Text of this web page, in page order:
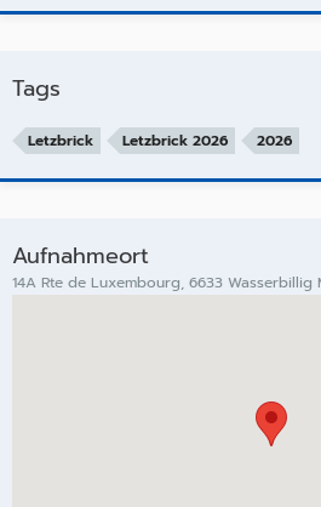
Tags
Letzbrick Letzbrick 2026 2026
Aufnahmeort
14A Rte de Luxembourg, 6633